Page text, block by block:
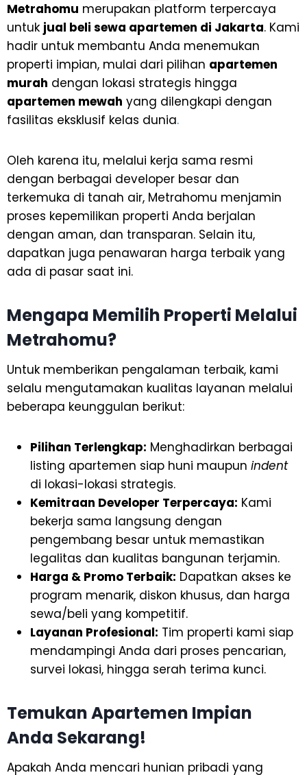
Metrahomu merupakan platform terpercaya
untuk jual beli sewa apartemen di Jakarta. Kami
hadir untuk membantu Anda menemukan
properti impian, mulai dari pilihan apartemen
murah dengan lokasi strategis hingga
apartemen mewah yang dilengkapi dengan
fasilitas eksklusif kelas dunia.
Oleh karena itu, melalui kerja sama resmi
dengan berbagai developer besar dan
terkemuka di tanah air, Metrahomu menjamin
proses kepemilikan properti Anda berjalan
dengan aman, dan transparan. Selain itu,
dapatkan juga penawaran harga terbaik yang
ada di pasar saat ini.
Mengapa Memilih Properti Melalui
Metrahomu?
Untuk memberikan pengalaman terbaik, kami
selalu mengutamakan kualitas layanan melalui
beberapa keunggulan berikut:
Pilihan Terlengkap: Menghadirkan berbagai
listing apartemen siap huni maupun indent
di lokasi-lokasi strategis.
Kemitraan Developer Terpercaya: Kami
bekerja sama langsung dengan
pengembang besar untuk memastikan
legalitas dan kualitas bangunan terjamin.
Harga & Promo Terbaik: Dapatkan akses ke
program menarik, diskon khusus, dan harga
sewa/beli yang kompetitif.
Layanan Profesional: Tim properti kami siap
mendampingi Anda dari proses pencarian,
survei lokasi, hingga serah terima kunci.
Temukan Apartemen Impian
Anda Sekarang!
Apakah Anda mencari hunian pribadi yang